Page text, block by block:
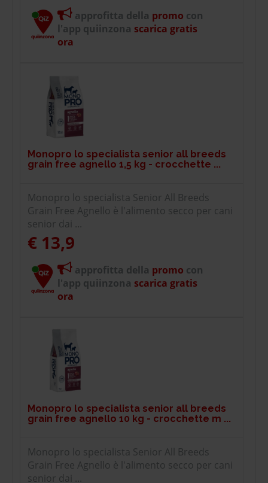
approfitta della promo con
l'app quiinzona scarica gratis
ora
Monopro lo specialista senior all breeds
grain free agnello 1,5 kg - crocchette ...
Monopro lo specialista Senior All Breeds
Grain Free Agnello è l'alimento secco per cani
senior dai ...
€ 13,9
approfitta della promo con
l'app quiinzona scarica gratis
ora
Monopro lo specialista senior all breeds
grain free agnello 10 kg - crocchette m ...
Monopro lo specialista Senior All Breeds
Grain Free Agnello è l'alimento secco per cani
senior dai ...